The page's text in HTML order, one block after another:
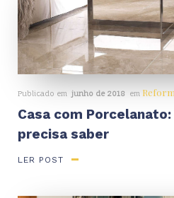
Publicado em junho de 2018 em
Casa com
precisa saber
LER POST